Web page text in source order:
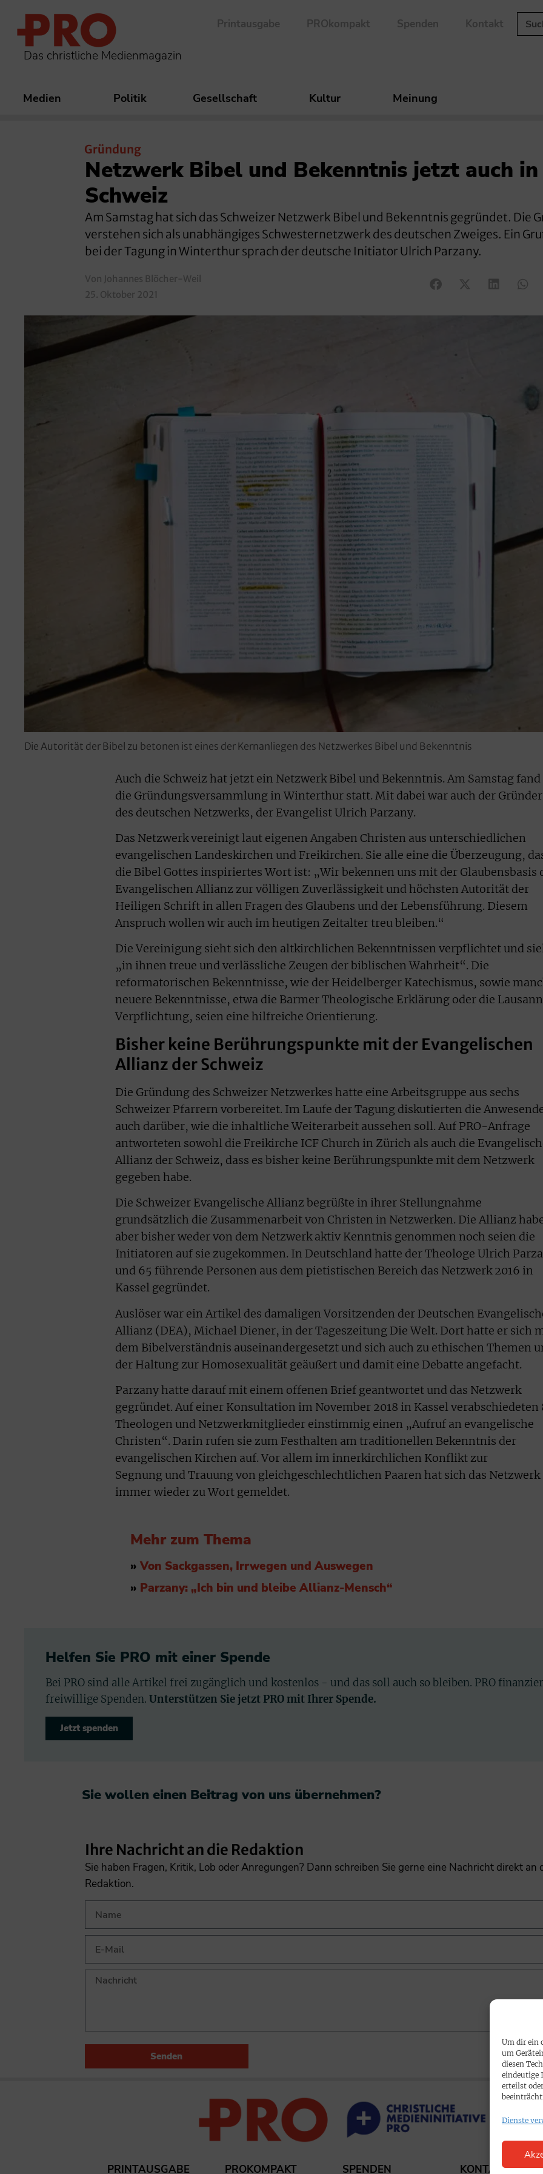
Um dir ein
um
diesen
eindeutige
erteilst
Dienste
Das christliche Medienmagazin
Printausgabe PROkompakt Spenden Kontakt
Medien Politik Gesellschaft Kultur Meinung
Gründung
Netzwerk Bibel und Bekenntnis jetzt auch
Schweiz
Am Samstag hat sich das Schweizer Netzwerk Bibel und Bekenntnis gegründet. Die
verstehen sich als unabhängiges Schwesternetzwerk des deutschen Zweiges. Ein
bei der Tagung in Winterthur sprach der deutsche Initiator Ulrich Parzany.
Von Johannes Blöcher-Weil
25. Oktober 2021
Die Autorität der Bibel zu betonen ist eines der Kernanliegen des Netzwerkes Bibel und Bekenntnis
Auch die Schweiz hat jetzt ein Netzwerk Bibel und Bekenntnis. Am Samstag fand
die Gründungsversammlung in Winterthur statt. Mit dabei war auch der Gründer
des deutschen Netzwerks, der Evangelist Ulrich Parzany.
Das Netzwerk vereinigt laut eigenen Angaben Christen aus unterschiedlichen
evangelischen Landeskirchen und Freikirchen. Sie alle eine die Überzeugung,
die Bibel Gottes inspiriertes Wort ist: „Wir bekennen uns mit der Glaubensbasis
Evangelischen Allianz zur völligen Zuverlässigkeit und höchsten Autorität der
Heiligen Schrift in allen Fragen des Glaubens und der Lebensführung. Diesem
Anspruch wollen wir auch im heutigen Zeitalter treu bleiben.“
Die Vereinigung sieht sich den altkirchlichen Bekenntnissen verpflichtet und
„in ihnen treue und verlässliche Zeugen der biblischen Wahrheit“. Die
reformatorischen Bekenntnisse, wie der Heidelberger Katechismus, sowie
neuere Bekenntnisse, etwa die Barmer Theologische Erklärung oder die
Verpflichtung, seien eine hilfreiche Orientierung.
Bisher keine Berührungspunkte mit der Evangelischen
Allianz der Schweiz
Die Gründung des Schweizer Netzwerkes hatte eine Arbeitsgruppe aus sechs
Schweizer Pfarrern vorbereitet. Im Laufe der Tagung diskutierten die
auch darüber, wie die inhaltliche Weiterarbeit aussehen soll. Auf PRO-Anfrage
antworteten sowohl die Freikirche ICF Church in Zürich als auch die
Allianz der Schweiz, dass es bisher keine Berührungspunkte mit dem Netzwerk
gegeben habe.
Die Schweizer Evangelische Allianz begrüßte in ihrer Stellungnahme
grundsätzlich die Zusammenarbeit von Christen in Netzwerken. Die Allianz
aber bisher weder von dem Netzwerk aktiv Kenntnis genommen noch seien die
Initiatoren auf sie zugekommen. In Deutschland hatte der Theologe Ulrich
und 65 führende Personen aus dem pietistischen Bereich das Netzwerk 2016 in
Kassel gegründet.
Auslöser war ein Artikel des damaligen Vorsitzenden der Deutschen
Allianz (DEA), Michael Diener, in der Tageszeitung Die Welt. Dort hatte er sich
dem Bibelverständnis auseinandergesetzt und sich auch zu ethischen Themen
der Haltung zur Homosexualität geäußert und damit eine Debatte angefacht.
Parzany hatte darauf mit einem offenen Brief geantwortet und das Netzwerk
gegründet. Auf einer Konsultation im November 2018 in Kassel verabschiedeten
Theologen und Netzwerkmitglieder einstimmig einen „Aufruf an evangelische
Christen“. Darin rufen sie zum Festhalten am traditionellen Bekenntnis der
evangelischen Kirchen auf. Vor allem im innerkirchlichen Konflikt zur
Segnung und Trauung von gleichgeschlechtlichen Paaren hat sich das Netzwerk
immer wieder zu Wort gemeldet.
Mehr zum Thema
» Von Sackgassen, Irrwegen und Auswegen
» Parzany: „Ich bin und bleibe Allianz-Mensch“
Helfen Sie PRO mit einer Spende
Bei PRO sind alle Artikel frei zugänglich und kostenlos - und das soll auch so bleiben. PRO
freiwillige Spenden. Unterstützen Sie jetzt PRO mit Ihrer Spende.
Jetzt spenden
Sie wollen einen Beitrag von uns übernehmen?​
Ihre Nachricht an die Redaktion
Sie haben Fragen, Kritik, Lob oder Anregungen? Dann schreiben Sie gerne eine Nachricht direkt an
Redaktion.
Senden
PRINTAUSGABE PROKOMPAKT SPENDEN KONTAKT